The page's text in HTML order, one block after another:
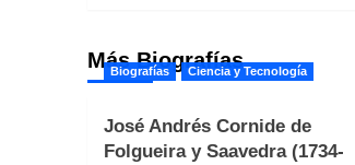
Más Biografías
Biografías Ciencia y Tecnología
José Andrés Cornide de
Folgueira y Saavedra (1734-